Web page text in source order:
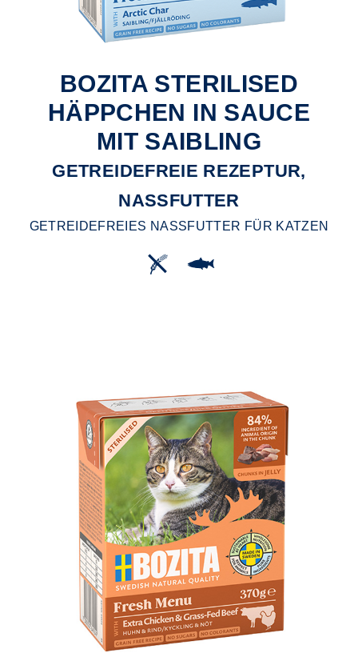
BOZITA STERILISED
HÄPPCHEN IN SAUCE
MIT SAIBLING
GETREIDEFREIE REZEPTUR,
NASSFUTTER
GETREIDEFREIES NASSFUTTER FÜR KATZEN